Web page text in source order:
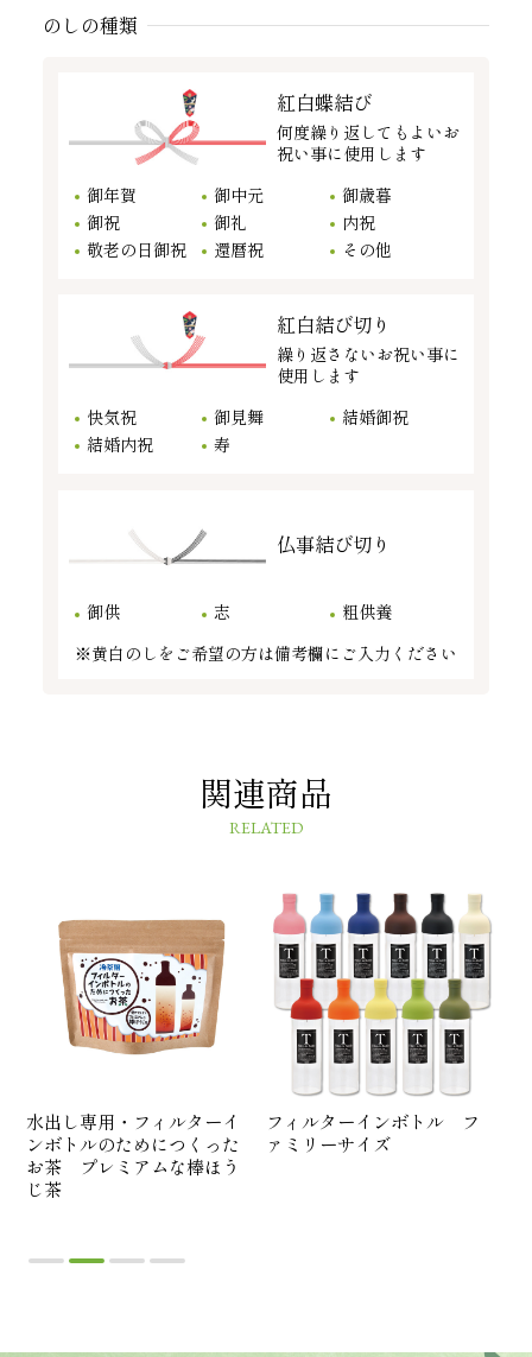
のしの種類
紅白蝶結び
何度繰り返してもよいお
祝い事に使用します
御年賀
御中元
御歳暮
御祝
御礼
内祝
敬老の日御祝
還暦祝 その他
紅白結び切り
繰り返さないお祝い事に
使用します
快気祝
御見舞
結婚御祝
結婚内祝
寿
仏事結び切り
御供 志
粗供養
※黄白のしをご希望の方は備考欄にご入力ください
関連商品
RELATED
水出し専用・フィルターイ
ンボトルのためにつくった
お茶 プレミアムな棒ほう
じ茶
フィルターインボトル フ
ァミリーサイズ